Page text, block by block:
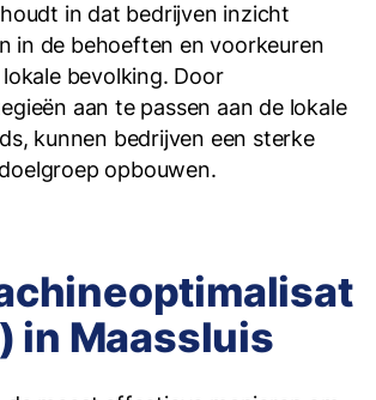
in dat bedrijven inzicht
in de behoeften en voorkeuren
bevolking. Door
aan te passen aan de lokale
kunnen bedrijven een sterke
opbouwen.
in Maassluis